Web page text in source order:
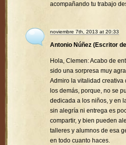
acompañando tu trabajo
noviembre 7th, 2013 at 20:33
Antonio Núñez (Escritor
Hola, Clemen: Acabo de
sido una sorpresa muy
Admiro la vitalidad creativa
los demás, porque, no se
dedicada a los niños, y en
sin alegría ni entrega es
compartir, y bien pueden
talleres y alumnos de esa
en todo cuanto haces.